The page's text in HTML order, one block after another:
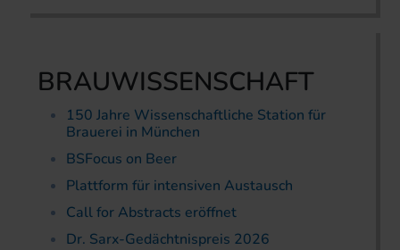
BRAUWISSENSCHAFT
150 Jahre Wissenschaftliche Station für
Brauerei in München
BSFocus on Beer
Plattform für intensiven Austausch
Call for Abstracts eröffnet
Dr. Sarx-Gedächtnispreis 2026